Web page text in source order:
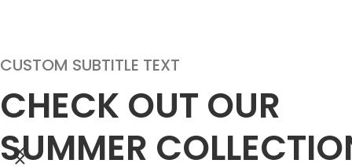
CUSTOM SUBTITLE TEXT
CHECK OUT OUR
SUMMER